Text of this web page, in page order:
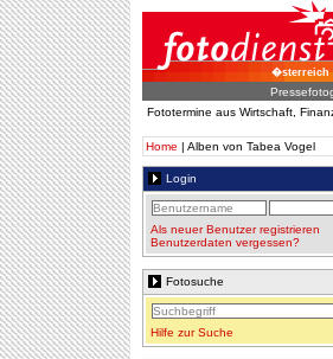
�sterreich
Fototermine aus Wirtschaft,
Home | Alben von Tabea Vogel
Login
Als neuer Benutzer registrieren
Benutzerdaten vergessen?
Fotosuche
Hilfe zur Suche